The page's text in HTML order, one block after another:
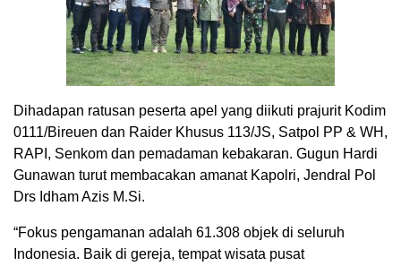
Dihadapan ratusan peserta apel yang diikuti prajurit Kodim
0111/Bireuen dan Raider Khusus 113/JS, Satpol PP & WH,
RAPI, Senkom dan pemadaman kebakaran. Gugun Hardi
Gunawan turut membacakan amanat Kapolri, Jendral Pol
Drs Idham Azis M.Si.
“Fokus pengamanan adalah 61.308 objek di seluruh
Indonesia. Baik di gereja, tempat wisata pusat